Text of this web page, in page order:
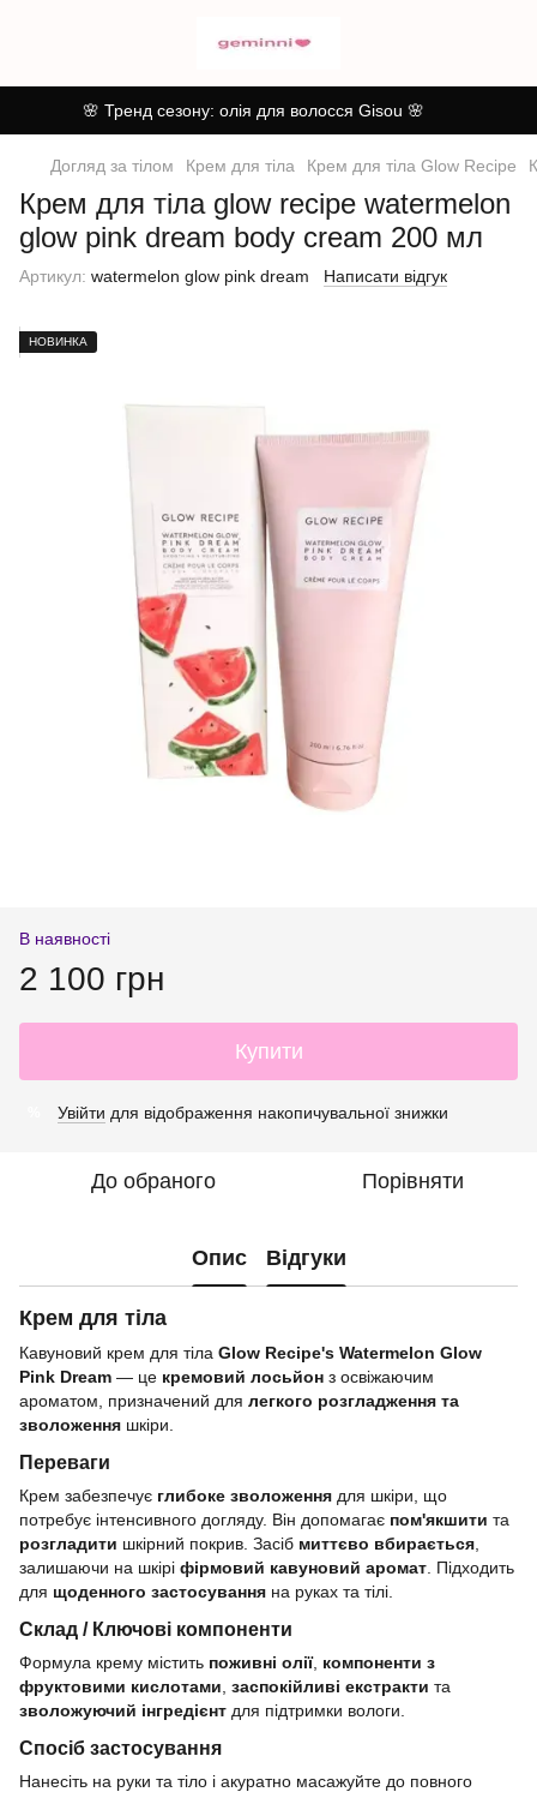
🌸 Тренд сезону: олія для волосся Gisou 🌸
Догляд за тілом Крем для тіла Крем для тіла Glow Recipe
Крем для тіла glow recipe watermelon
glow pink dream body cream 200 мл
Артикул: watermelon glow pink dream Написати відгук
НОВИНКА
В наявності
2 100 грн
Купити
Увійти для відображення накопичувальної знижки
До обраного Порівняти
Опис Відгуки
Крем для тіла
Кавуновий крем для тіла Glow Recipe's Watermelon Glow
Pink Dream — це кремовий лосьйон з освіжаючим
ароматом, призначений для легкого розгладження та
зволоження шкіри.
Переваги
Крем забезпечує глибоке зволоження для шкіри, що
потребує інтенсивного догляду. Він допомагає пом'якшити та
розгладити шкірний покрив. Засіб миттєво вбирається
залишаючи на шкірі фірмовий кавуновий аромат . Підходить
для щоденного застосування на руках та тілі.
Склад / Ключові компоненти
Формула крему містить поживні олії, компоненти з
фруктовими кислотами заспокійливі екстракти та
зволожуючий інгредієнт для підтримки вологи.
Спосіб застосування
Нанесіть на руки та тіло і акуратно масажуйте до повного